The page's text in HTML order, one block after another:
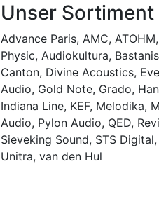
Unser Sortiment
Advance Paris, AMC, ATOHM,
Physic, Audiokultura, Bastanis
Canton, Divine Acoustics,
Audio, Gold Note, Grado,
Indiana Line, KEF, Melodika,
Audio, Pylon Audio, QED,
Sieveking Sound, STS Digital,
Unitra, van den Hul